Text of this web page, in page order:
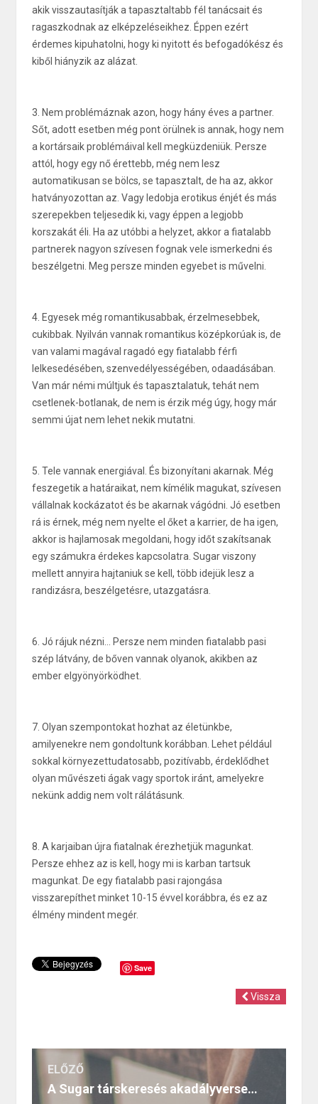
akik visszautasítják a tapasztaltabb fél tanácsait és
ragaszkodnak az elképzeléseikhez. Éppen ezért
érdemes kipuhatolni, hogy ki nyitott és befogadókész és
kiből hiányzik az alázat.
3. Nem problémáznak azon, hogy hány éves a partner.
Sőt, adott esetben még pont örülnek is annak, hogy nem
a kortársaik problémáival kell megküzdeniük. Persze
attól, hogy egy nő érettebb, még nem lesz
automatikusan se bölcs, se tapasztalt, de ha az, akkor
hatványozottan az. Vagy ledobja erotikus énjét és más
szerepekben teljesedik ki, vagy éppen a legjobb
korszakát éli. Ha az utóbbi a helyzet, akkor a fiatalabb
partnerek nagyon szívesen fognak vele ismerkedni és
beszélgetni. Meg persze minden egyebet is művelni.
4. Egyesek még romantikusabbak, érzelmesebbek,
cukibbak. Nyilván vannak romantikus középkorúak is, de
van valami magával ragadó egy fiatalabb férfi
lelkesedésében, szenvedélyességében, odaadásában.
Van már némi múltjuk és tapasztalatuk, tehát nem
csetlenek-botlanak, de nem is érzik még úgy, hogy már
semmi újat nem lehet nekik mutatni.
5. Tele vannak energiával. És bizonyítani akarnak. Még
feszegetik a határaikat, nem kímélik magukat, szívesen
vállalnak kockázatot és be akarnak vágódni. Jó esetben
rá is érnek, még nem nyelte el őket a karrier, de ha igen,
akkor is hajlamosak megoldani, hogy időt szakítsanak
egy számukra érdekes kapcsolatra. Sugar viszony
mellett annyira hajtaniuk se kell, több idejük lesz a
randizásra, beszélgetésre, utazgatásra.
6. Jó rájuk nézni... Persze nem minden fiatalabb pasi
szép látvány, de bőven vannak olyanok, akikben az
ember elgyönyörködhet.
7. Olyan szempontokat hozhat az életünkbe,
amilyenekre nem gondoltunk korábban. Lehet például
sokkal környezettudatosabb, pozitívabb, érdeklődhet
olyan művészeti ágak vagy sportok iránt, amelyekre
nekünk addig nem volt rálátásunk.
8. A karjaiban újra fiatalnak érezhetjük magunkat.
Persze ehhez az is kell, hogy mi is karban tartsuk
magunkat. De egy fiatalabb pasi rajongása
visszarepíthet minket 10-15 évvel korábbra, és ez az
élmény mindent megér.
Save
Vissza
ELŐZŐ
A Sugar társkeresés akadályversenye